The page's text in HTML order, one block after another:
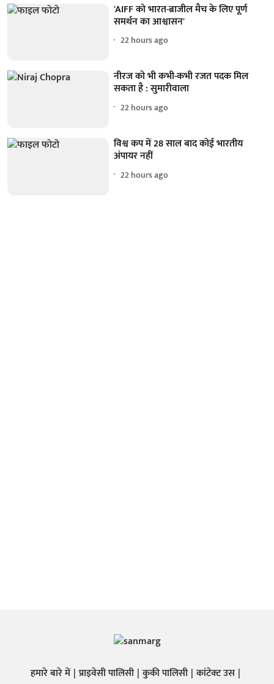
'AIFF को भारत-ब्राजील मैच के लिए पूर्ण
समर्थन का आश्वासन'
22 hours ago
नीरज को भी कभी-कभी रजत पदक मिल
सकता है : सुमारीवाला
22 hours ago
विश्व कप में 28 साल बाद कोई भारतीय
अंपायर नहीं
22 hours ago
हमारे बारे में प्राइवेसी पालिसी कुकी पालिसी कांटेक्ट उस